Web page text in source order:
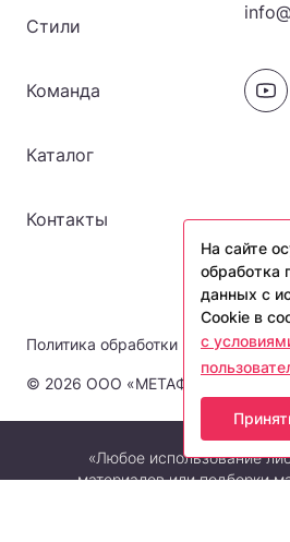
Политика обработки
© 2026 ООО «МЕТАФОРА-ЛАБ».
Стили
Команда
Каталог
Контакты
«Любое использование
материалов или подборки
На сайте
обработка
данных с
Cookie в
с